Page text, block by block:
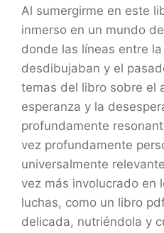
Al sumergirme en este
inmerso en un mundo
donde las líneas entre
desdibujaban y el
temas del libro sobre el
esperanza y la
profundamente
vez profundamente
universalmente
vez más involucrado en
luchas, como un libro
delicada, nutriéndola y